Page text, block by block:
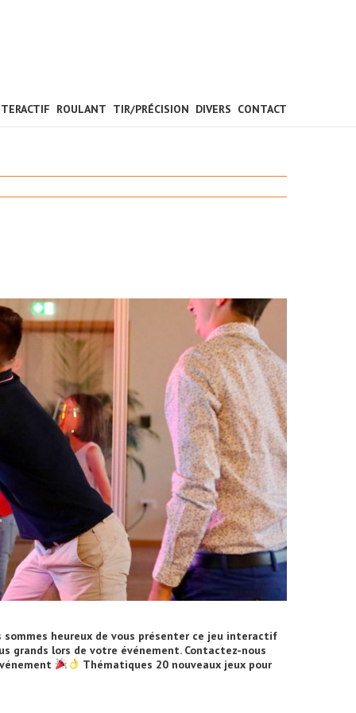
ROULANT TIR/PRÉCISION DIVERS CONTACT
sommes heureux de vous présenter ce jeu interactif
grands lors de votre événement. Contactez-nous
Thématiques 20 nouveaux jeux pour